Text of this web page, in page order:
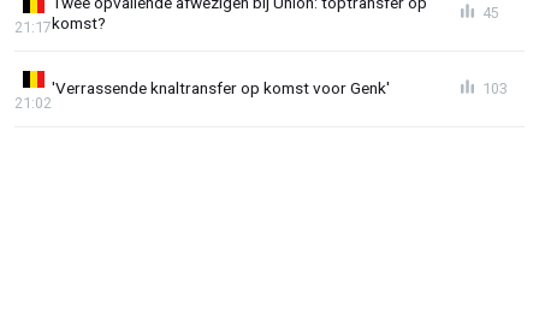
komst?
21:17
45
'Verrassende knaltransfer op komst voor Genk'
21:02
103